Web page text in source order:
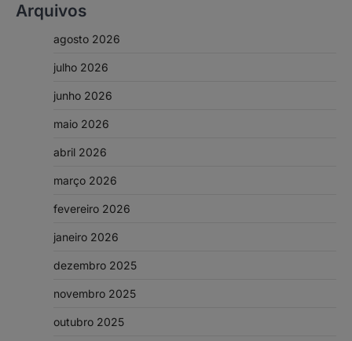
Arquivos
agosto 2026
julho 2026
junho 2026
maio 2026
abril 2026
março 2026
fevereiro 2026
janeiro 2026
dezembro 2025
novembro 2025
outubro 2025